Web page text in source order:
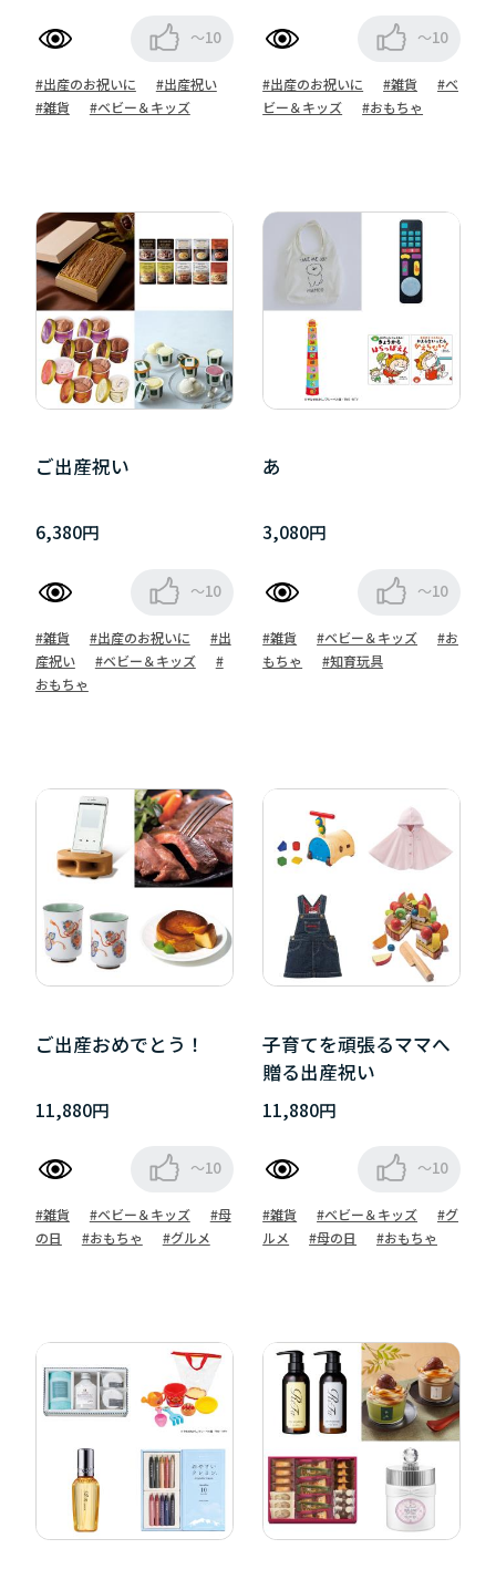
～10
#出産のお祝いに
#出産祝い
#雑貨
#ベビー＆キッズ
～10
#出産のお祝いに #雑貨
#ベ
ビー＆キッズ
#おもちゃ
ご出産祝い
6,380円
～10
#雑貨 #出産のお祝いに
#出
産祝い
#ベビー＆キッズ
#
おもちゃ
あ
3,080円
～10
#雑貨 #ベビー＆キッズ
#お
もちゃ
#知育玩具
ご出産おめでとう！
11,880円
～10
#雑貨 #ベビー＆キッズ
#母
の日
#おもちゃ #グルメ
子育てを頑張るママへ
贈る出産祝い
11,880円
～10
#雑貨 #ベビー＆キッズ
#グ
ルメ
#母の日 #おもちゃ